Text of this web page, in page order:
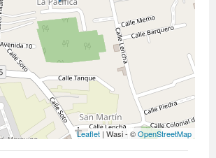
Leaflet | Wasi - ©OpenStreetMap